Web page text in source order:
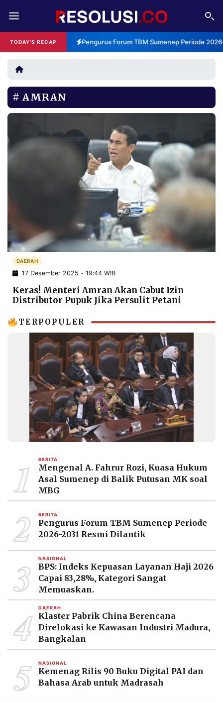
TODAY'S RECAP Pengurus Forum TBM Sumenep Periode
REDAKSI TENTANG
RESOLUSI IKLAN
RUBRIKASI
EDITORIAL AKSARA
PERSONA
DAERAH NASIONAL
SPORT
PRIVACY
POLICY
BERITA
WARGA
INFORMASI
IKLAN
KIRIM
PENGADUAN TERM
OF
SERVICE
IKUTI
RESOLUSI
PRAMUDITA
2026
PT.
MEDIA
PRAMUDITA
AMRAN
DAERAH
17 Desember 2025 - 19:44 WIB
Keras! Menteri Amran Akan Cabut Izin
Distributor Pupuk Jika Persulit Petani
TERPOPULER
1 BERITA
Mengenal A. Fahrur Rozi, Kuasa Hukum
Asal Sumenep di Balik Putusan MK soal
MBG
2 BERITA
Pengurus Forum TBM Sumenep Periode
2026-2031 Resmi Dilantik
3 NASIONAL
BPS: Indeks Kepuasan Layanan Haji 2026
Capai 83,28%, Kategori Sangat
Memuaskan.
4 DAERAH
Klaster Pabrik China Berencana
Direlokasi ke Kawasan Industri Madura,
Bangkalan
5 NASIONAL
Kemenag Rilis 90 Buku Digital PAI dan
Bahasa Arab untuk Madrasah